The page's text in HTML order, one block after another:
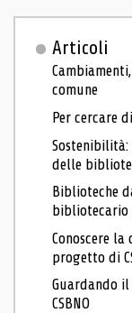
Articoli
comune
Per cercare
delle
Biblioteche
bibliotecario
Conoscere
progetto di
Guardando
CSBNO